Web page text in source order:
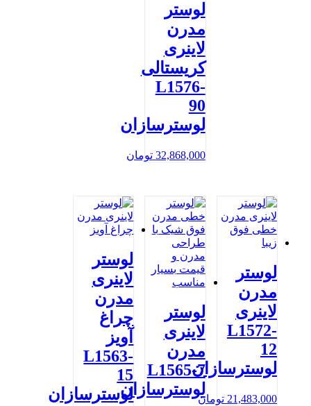
لوستر
مدرن
لاینری
کریستالی
L1576-
90
لوسترسازان
32,868,000 تومان
لوستر
مدرن
لاینری
L1572-
12
لوسترسازان
21,483,000 تومان
لوستر
لاینری
مدرن
L1565-7
لوسترسازان
لوستر
لاینری
مدرن
چراغ
آویز
L1563-
15
لوسترسازان